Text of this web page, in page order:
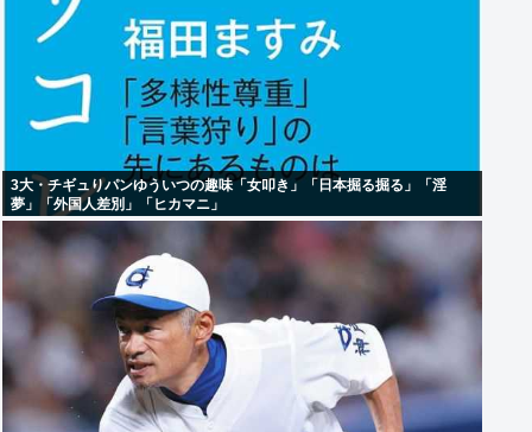
3大・チギュりパンゆういつの趣味「女叩き」「日本掘る掘る」「淫
夢」「外国人差別」「ヒカマニ」